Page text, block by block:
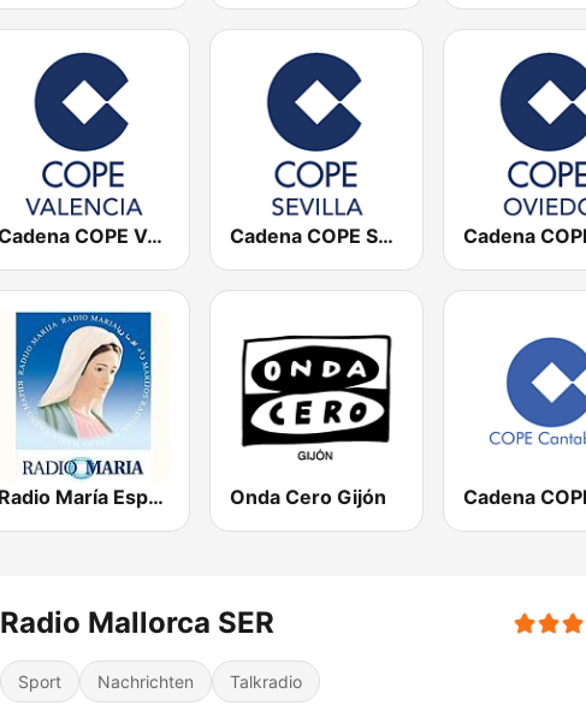
Cadena COPE Valencia Cadena COPE Sevilla
Radio María España Onda Cero Gijón
Radio Mallorca SER
Sport Nachrichten Talkradio